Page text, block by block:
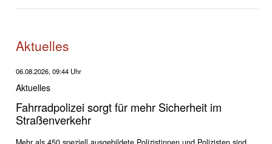
Aktuelles
06.08.2026, 09:44 Uhr
Aktuelles
Fahrradpolizei sorgt für mehr Sicherheit im
Straßenverkehr